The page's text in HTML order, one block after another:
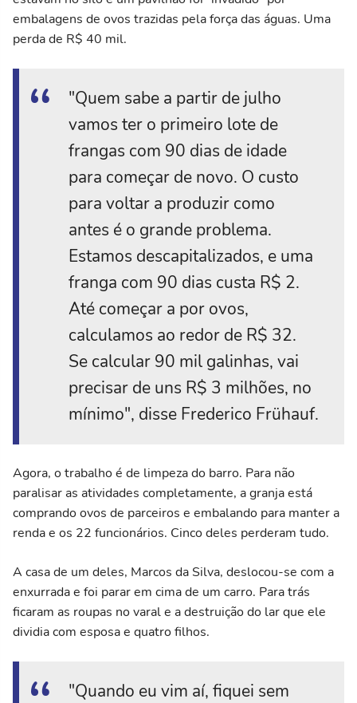
embalagens de ovos trazidas pela força das águas. Uma
perda de R$ 40 mil.
"Quem sabe a partir de julho
vamos ter o primeiro lote de
frangas com 90 dias de idade
para começar de novo. O custo
para voltar a produzir como
antes é o grande problema.
Estamos descapitalizados, e uma
franga com 90 dias custa R$ 2.
Até começar a por ovos,
calculamos ao redor de R$ 32.
Se calcular 90 mil galinhas, vai
precisar de uns R$ 3 milhões, no
mínimo", disse Frederico Frühauf.
Agora, o trabalho é de limpeza do barro. Para não
paralisar as atividades completamente, a granja está
comprando ovos de parceiros e embalando para manter a
renda e os 22 funcionários. Cinco deles perderam tudo.
A casa de um deles, Marcos da Silva, deslocou-se com a
enxurrada e foi parar em cima de um carro. Para trás
ficaram as roupas no varal e a destruição do lar que ele
dividia com esposa e quatro filhos.
"Quando eu vim aí, fiquei sem